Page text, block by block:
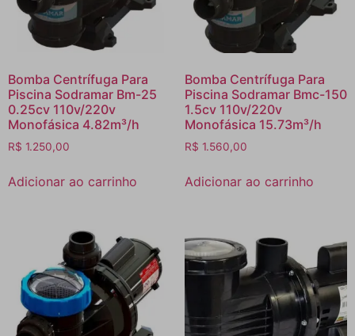
Bomba Centrífuga Para
Piscina Sodramar Bm-25
0.25cv 110v/220v
Monofásica 4.82m³/h
R$ 1.250,00
Adicionar ao carrinho
Bomba Centrífuga Para
Piscina Sodramar Bmc-150
1.5cv 110v/220v
Monofásica 15.73m³/h
R$ 1.560,00
Adicionar ao carrinho